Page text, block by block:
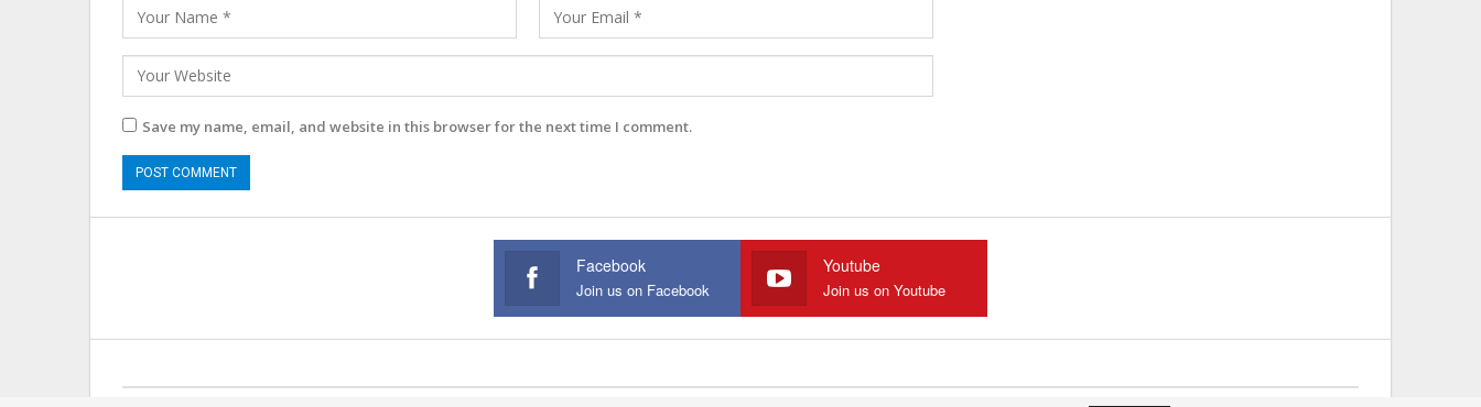
Save my name, email, and website in this browser for the next time I comment.
Facebook
Join us on Facebook
Youtube
Join us on Youtube